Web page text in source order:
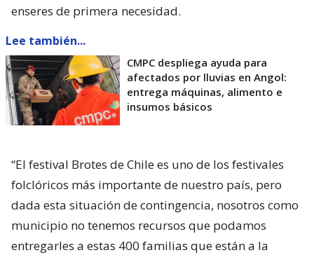
enseres de primera necesidad.
Lee también...
CMPC despliega ayuda para
afectados por lluvias en Angol:
entrega máquinas, alimento e
insumos básicos
“El festival Brotes de Chile es uno de los festivales
folclóricos más importante de nuestro país, pero
dada esta situación de contingencia, nosotros como
municipio no tenemos recursos que podamos
entregarles a estas 400 familias que están a la